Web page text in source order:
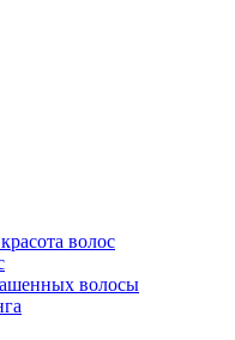
волос
волосы